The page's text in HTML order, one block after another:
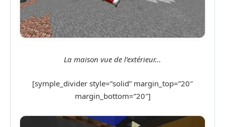
La maison vue de l’extérieur…
[symple_divider style=”solid” margin_top=”20″
margin_bottom=”20″]